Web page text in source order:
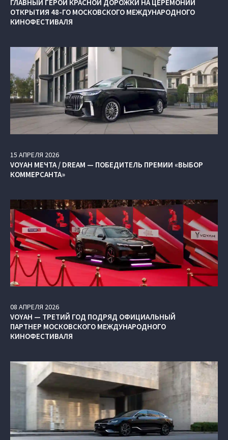
ГЛАВНЫЙ ГЕРОЙ КРАСНОЙ ДОРОЖКИ НА ЦЕРЕМОНИИ
ОТКРЫТИЯ 48-ГО МОСКОВСКОГО МЕЖДУНАРОДНОГО
КИНОФЕСТИВАЛЯ
15 АПРЕЛЯ 2026
VOYAH МЕЧТА / DREAM — ПОБЕДИТЕЛЬ ПРЕМИИ «ВЫБОР
КОММЕРСАНТА»
08 АПРЕЛЯ 2026
VOYAH — ТРЕТИЙ ГОД ПОДРЯД ОФИЦИАЛЬНЫЙ
ПАРТНЕР МОСКОВСКОГО МЕЖДУНАРОДНОГО
КИНОФЕСТИВАЛЯ